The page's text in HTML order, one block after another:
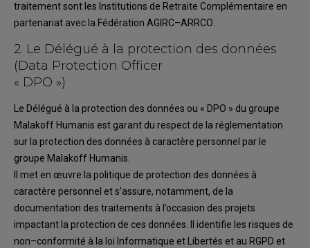
traitement sont les Institutions de Retraite Complémentaire en
partenariat avec l a Fédération AGIRC–ARRCO
2. Le Délégué à la protection des données
(Data Protection Officer
« DPO »)
Le Délégué à la protection des données ou « DPO » du groupe
Malakoff Humanis est garant du respect de la réglementation
sur la protection des données à caractère personnel par le
groupe Malakoff Humanis
Il met en œuvre la politique de protection des données à
caractère personnel ets’assure, notamment, de la
documentation des traitements à l’occasion des projets
impactant la protection de ces données. Il identifie les risques de
non–conformité à la loi Informatique et Libertés et au RGPD et